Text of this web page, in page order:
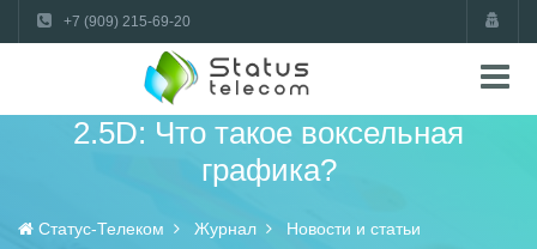
+7 (909) 215-69-20
2.5D: Что такое воксельная
графика?
Статус-Телеком Журнал
Новости и статьи